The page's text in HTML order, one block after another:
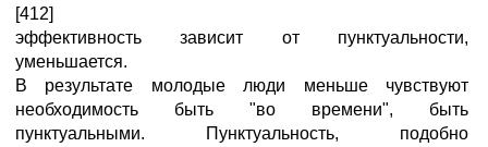
[412]
эффективность зависит от пунктуальности,
уменьшается.
В результате молодые люди меньше чувствуют
необходимость быть "во времени", быть
пунктуальными. Пунктуальность, подобно